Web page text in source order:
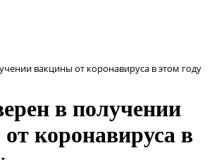
вакцины от коронавируса в этом году
в получении
коронавируса в